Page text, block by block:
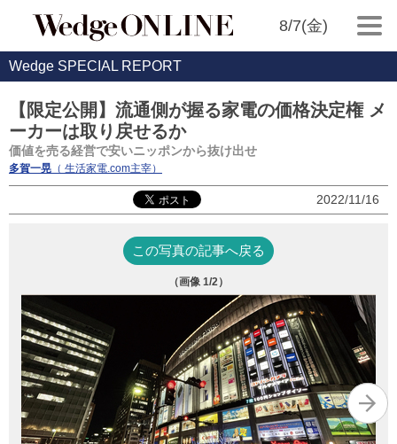
8/7(金)
Wedge SPECIAL REPORT
【限定公開】流通側が握る家電の価格決定権 メ
ーカーは取り戻せるか
価値を売る経営で安いニッポンから抜け出せ
多賀一晃 （ 生活家電.com主宰）
2022/11/16
この写真の記事へ戻る
（画像 1/2）